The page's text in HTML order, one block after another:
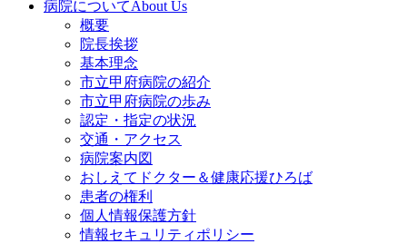
病院についてAbout Us
概要
院長挨拶
基本理念
市立甲府病院の紹介
市立甲府病院の歩み
認定・指定の状況
交通・アクセス
病院案内図
おしえてドクター＆健康応援ひろば
患者の権利
個人情報保護方針
情報セキュリティポリシー